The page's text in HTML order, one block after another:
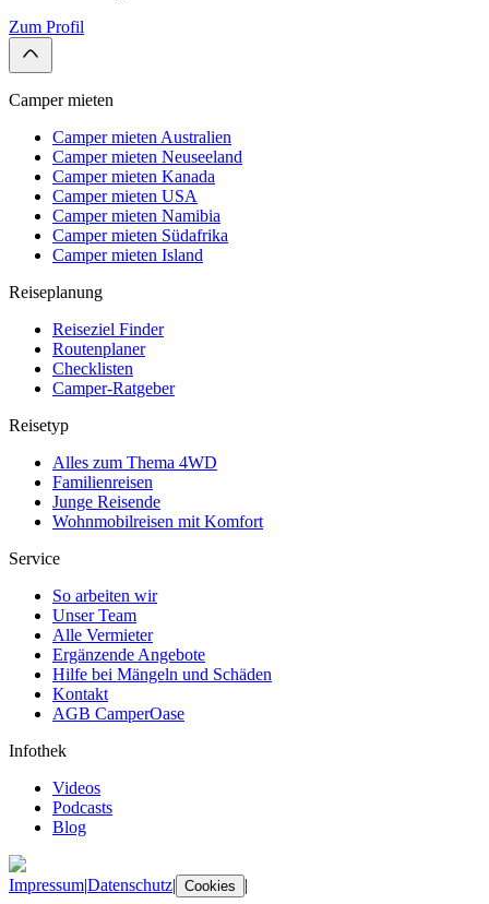
Zum Profil
Camper mieten
Camper mieten Australien
Camper mieten Neuseeland
Camper mieten Kanada
Camper mieten USA
Camper mieten Namibia
Camper mieten Südafrika
Camper mieten Island
Reiseplanung
Reiseziel Finder
Routenplaner
Checklisten
Camper-Ratgeber
Reisetyp
Alles zum Thema 4WD
Familienreisen
Junge Reisende
Wohnmobilreisen mit Komfort
Service
So arbeiten wir
Unser Team
Alle Vermieter
Ergänzende Angebote
Hilfe bei Mängeln und Schäden
Kontakt
AGB CamperOase
Infothek
Videos
Podcasts
Blog
Impressum|Datenschutz| Cookies |